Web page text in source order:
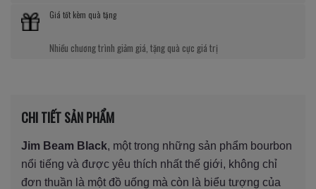
Giá tốt kèm quà tặng
Nhiều chương trình giảm giá, tặng quà cực giá trị
CHI TIẾT SẢN PHẨM
Jim Beam Black, một trong những sản phẩm bourbon
nổi tiếng và được yêu thích nhất thế giới, không chỉ
đơn thuần là một đồ uống mà còn là biểu tượng của